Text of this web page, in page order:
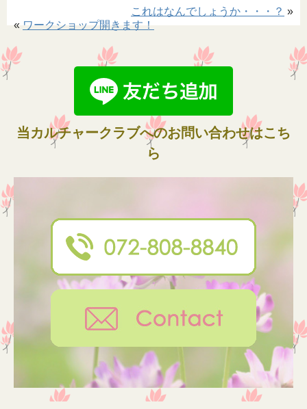
これはなんでしょうか・・・？ »
« ワークショップ開きます！
当カルチャークラブへのお問い合わせはこち
ら